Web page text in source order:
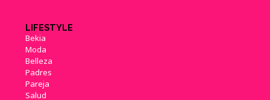
'Minecraft' ya se puede jugar en
un smarwatch
LIFESTYLE
Bekia
Moda
Belleza
Padres
Pareja
Salud